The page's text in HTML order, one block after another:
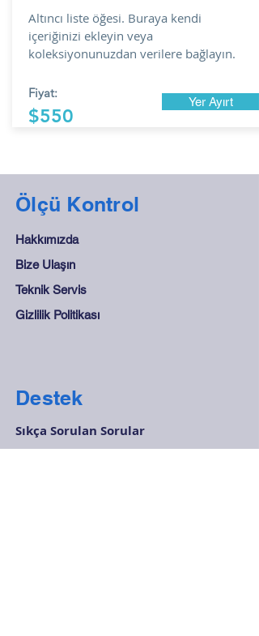
Altıncı liste öğesi. Buraya kendi
içeriğinizi ekleyin veya
koleksiyonunuzdan verilere bağlayın.
Fiyat:
$550
Yer Ayırt
Ölçü Kontrol
Hakkımızda
Bize Ulaşın
Teknik Servis
Gizlilik Politikası
Destek
Sıkça Sorulan Sorular